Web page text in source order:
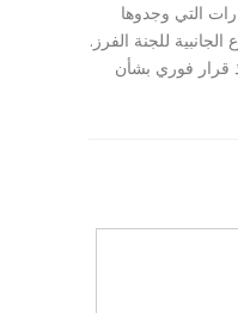
التي وجدوها
للجنة الفرز.
قرار فوري بشأن